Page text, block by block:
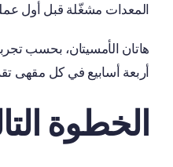
المعدات مشغّلة قبل أول
هاتان الأمسيتان، بحسب
أربعة أسابيع في كل مقهى
الخطوة